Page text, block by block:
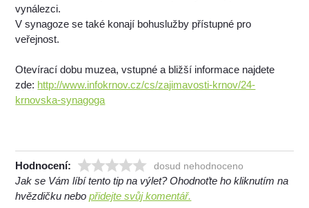
vynálezci.
V synagoze se také konají bohuslužby přístupné pro
veřejnost.
Otevírací dobu muzea, vstupné a bližší informace najdete
zde: http://www.infokrnov.cz/cs/zajimavosti-krnov/24-
krnovska-synagoga
Hodnocení: dosud nehodnoceno
Jak se Vám líbí tento tip na výlet? Ohodnoťte ho kliknutím na
hvězdičku nebopřidejte svůj komentář.